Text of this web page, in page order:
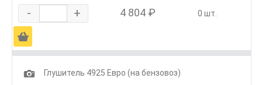
- + 4 804 ₽ 0 шт.
Ä
1
Глушитель 4925 Евро (на бензовоз)